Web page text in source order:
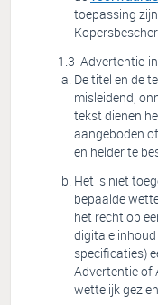
toepassing
Advertentie-
De titel en de
misleidend,
tekst dienen
aangeboden
en helder te
Het is niet
bepaalde
het recht op
digitale
specificaties)
Advertentie of
wettelijk